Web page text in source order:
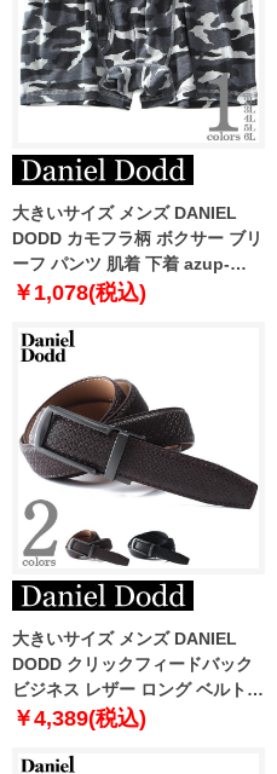
大きいサイズ メンズ DANIEL
DODD カモフラ柄 ボクサー ブリ
ーフ パンツ 肌着 下着 azup-
239052c
￥1,078(税込)
大きいサイズ メンズ DANIEL
DODD クリックフィードバック
ビジネス レザー ロング ベルト
ロングサイズ azbl-229001
￥4,389(税込)